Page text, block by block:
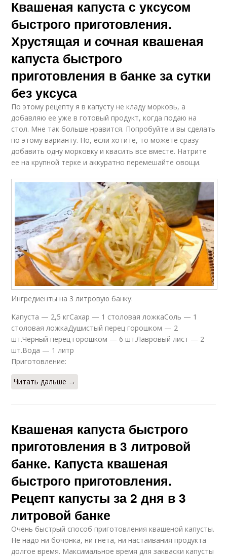
Квашеная капуста с уксусом
быстрого приготовления.
Хрустящая и сочная квашеная
капуста быстрого
приготовления в банке за сутки
без уксуса
По этому рецепту я в капусту не кладу морковь, а
добавляю ее уже в готовый продукт, когда подаю на
стол. Мне так больше нравится. Попробуйте и вы сделать
по этому варианту. Но, если хотите, то можете сразу
добавить одну морковку и квасить все вместе. Натрите
ее на крупной терке и аккуратно перемешайте овощи.
Ингредиенты на 3 литровую банку:
Капуста — 2,5 кгСахар — 1 столовая ложкаСоль — 1
столовая ложкаДушистый перец горошком — 2
шт.Черный перец горошком — 6 шт.Лавровый лист — 2
шт.Вода — 1 литр
Приготовление:
Читать дальше →
Квашеная капуста быстрого
приготовления в 3 литровой
банке. Капуста квашеная
быстрого приготовления.
Рецепт капусты за 2 дня в 3
литровой банке
Очень быстрый способ приготовления квашеной капусты.
Не надо ни бочонка, ни гнета, ни настаивания продукта
долгое время. Максимальное время для закваски капусты